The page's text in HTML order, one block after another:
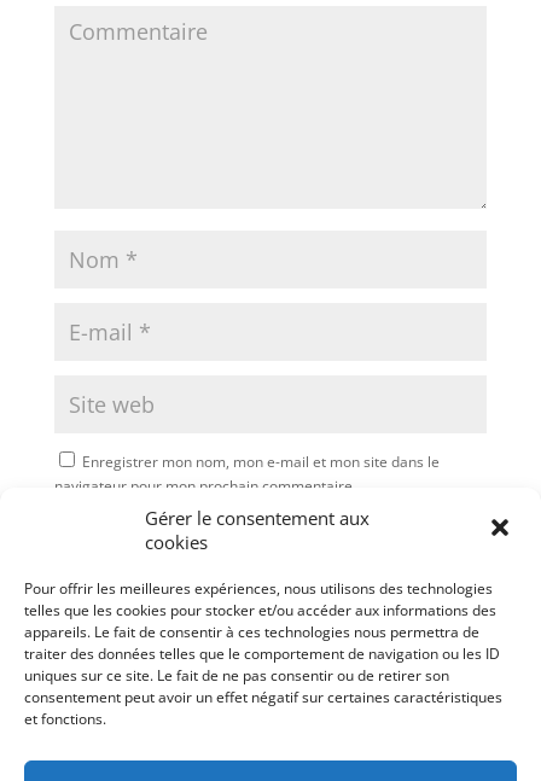
Gérer le consentement aux
cookies
Pour offrir les meilleures expériences, nous utilisons des technologies
telles que les cookies pour stocker et/ou accéder aux informations des
appareils. Le fait de consentir à ces technologies nous permettra de
traiter des données telles que le comportement de navigation ou les ID
uniques sur ce site. Le fait de ne pas consentir ou de retirer son
consentement peut avoir un effet négatif sur certaines caractéristiques
et fonctions.
Enregistrer mon nom, mon e-mail et mon site dans le
navigateur pour mon prochain commentaire.
Soumettre le commentaire